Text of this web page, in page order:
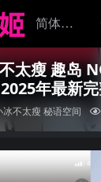
太瘦 趣岛
2025年最新
冰不太瘦秘语空间